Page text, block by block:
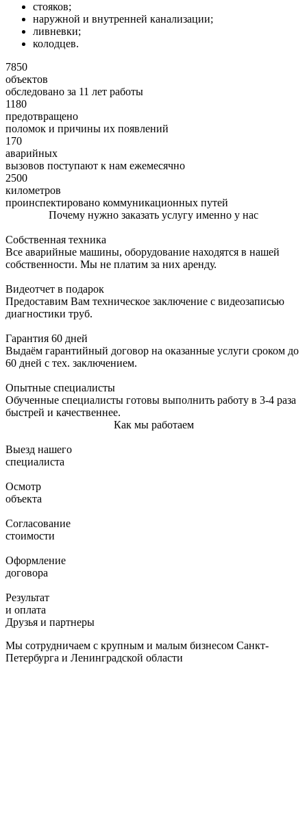
стояков;
наружной и внутренней канализации;
ливневки;
колодцев.
7850
объектов
обследовано за 11 лет работы
1180
предотвращено
поломок и причины их появлений
170
аварийных
вызовов поступают к нам ежемесячно
2500
километров
проинспектировано коммуникационных путей
Почему нужно заказать услугу именно у нас
Собственная техника
Все аварийные машины, оборудование находятся в нашей
собственности. Мы не платим за них аренду.
Видеотчет в подарок
Предоставим Вам техническое заключение с видеозаписью
диагностики труб.
Гарантия 60 дней
Выдаём гарантийный договор на оказанные услуги сроком до
60 дней с тех. заключением.
Опытные специалисты
Обученные специалисты готовы выполнить работу в 3-4 раза
быстрей и качественнее.
Как мы работаем
Выезд нашего
специалиста
Осмотр
объекта
Согласование
стоимости
Оформление
договора
Результат
и оплата
Друзья и партнеры
Мы сотрудничаем с крупным и малым бизнесом Санкт-
Петербурга и Ленинградской области